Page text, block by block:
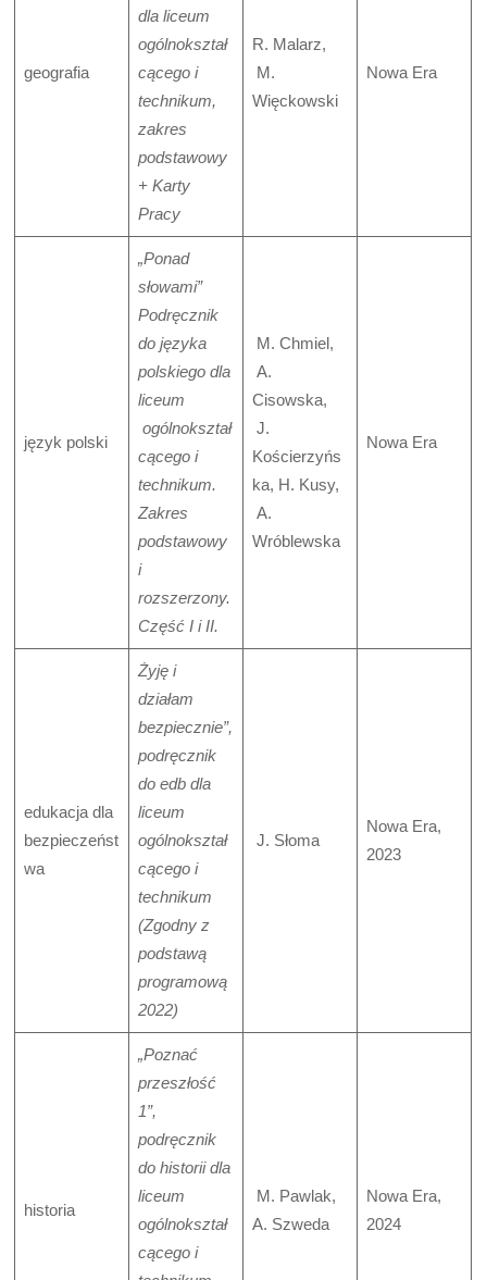
geografia
dla liceum
ogólnokształ
cącego i
technikum,
zakres
podstawowy
+ Karty
Pracy
R. Malarz,
M.
Więckowski
Nowa Era
język polski
„Ponad
słowami”
Podręcznik
do języka
polskiego dla
liceum
ogólnokształ
cącego i
technikum.
Zakres
podstawowy
i
rozszerzony.
Część I i II.
M. Chmiel,
A.
Cisowska,
J.
Kościerzyńs
ka, H. Kusy,
A.
Wróblewska
Nowa Era
edukacja dla
bezpieczeńst
wa
Żyję i
działam
bezpiecznie”,
podręcznik
do edb dla
liceum
ogólnokształ
cącego i
technikum
(Zgodny z
podstawą
programową
2022)
J. Słoma
Nowa Era,
2023
historia
„Poznać
przeszłość
1”,
podręcznik
do historii dla
liceum
ogólnokształ
cącego i
M. Pawlak,
A. Szweda
Nowa Era,
2024